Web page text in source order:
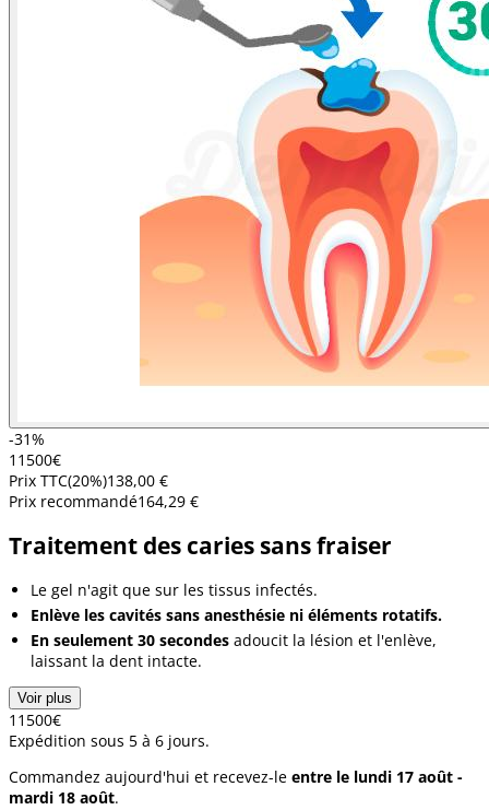
-31%
11500€
Prix TTC(20%)138,00 €
Prix recommandé164,29 €
Traitement des caries sans fraiser
Le gel n'agit que sur les tissus infectés.
Enlève les cavités sans anesthésie ni éléments rotatifs.
En seulement 30 secondes adoucit la lésion et l'enlève,
laissant la dent intacte.
Voir plus
11500€
Expédition sous 5 à 6 jours.
Commandez aujourd'hui et recevez-le entre le lundi 17 août -
mardi 18 août.